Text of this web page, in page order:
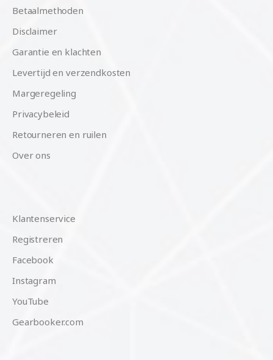
Betaalmethoden
Disclaimer
Garantie en klachten
Levertijd en verzendkosten
Margeregeling
Privacybeleid
Retourneren en ruilen
Over ons
Klantenservice
Registreren
Facebook
Instagram
YouTube
Gearbooker.com